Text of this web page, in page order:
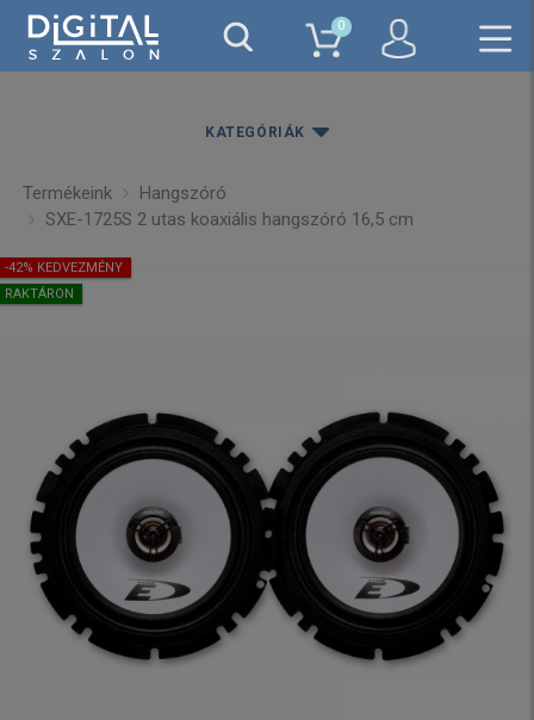
0
KATEGÓRIÁK
Termékeink
Hangszóró
SXE-1725S 2 utas koaxiális hangszóró 16,5 cm
-42% KEDVEZMÉNY
RAKTÁRON